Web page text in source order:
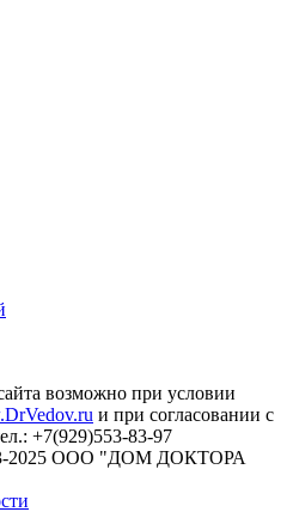
возможно при условии
и при согласовании с
+7(929)553-83-97
2025 ООО "ДОМ ДОКТОРА